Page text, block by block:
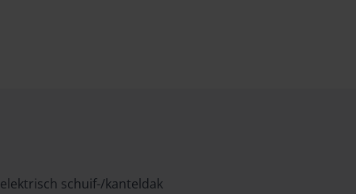
elektrisch schuif-/kanteldak